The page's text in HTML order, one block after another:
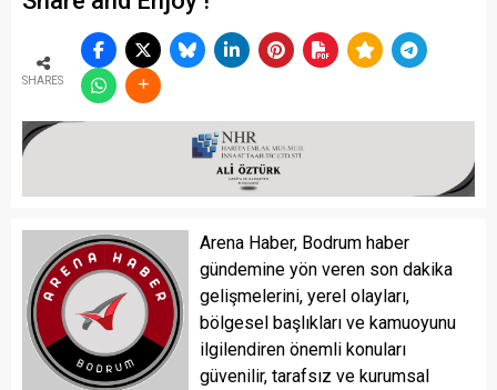
SHARES
Arena Haber, Bodrum haber
gündemine yön veren son dakika
gelişmelerini, yerel olayları,
bölgesel başlıkları ve kamuoyunu
ilgilendiren önemli konuları
güvenilir, tarafsız ve kurumsal